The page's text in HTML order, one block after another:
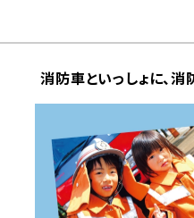
消防車といっしょに、